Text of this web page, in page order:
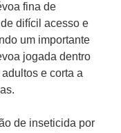
fina de
difícil acesso e
um importante
jogada dentro
e corta a
de inseticida por